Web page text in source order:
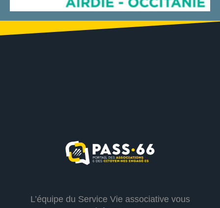
L’équipe du Service Vie associative vous